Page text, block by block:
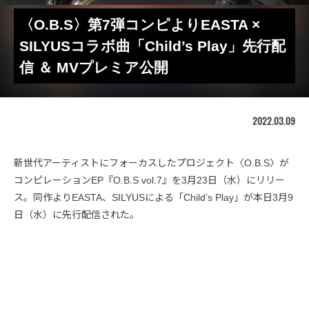
〈O.B.S〉第7弾コンピよりEASTA ×
SILYUSコラボ曲「Child’s Play」先行配
信 ＆ MVプレミア公開
2022.03.09
新世代アーティストにフォーカスしたプロジェクト〈O.B.S〉が
コンピレーションEP『O.B.S vol.7』を3月23日（水）にリリー
ス。同作よりEASTA、SILYUSによる「Child’s Play」が本日3月9
日（水）に先行配信された。